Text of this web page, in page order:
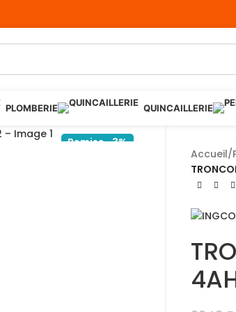
PLOMBERIE QUINCAILLERIE
Remise -3%
Accueil/